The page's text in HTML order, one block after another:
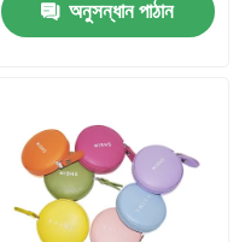
জন্য
অনুসন্ধান পাঠান